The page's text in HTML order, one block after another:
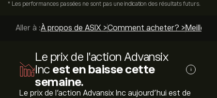
* Les performances passées ne sont pas une indication des résultats futurs.
Aller à :À propos de ASIX >Comment acheter? >
Le prix de l'action Advansix
Inc est en baisse cette
semaine.
i
Le prix de l'action Advansix Inc aujourd'hui est de